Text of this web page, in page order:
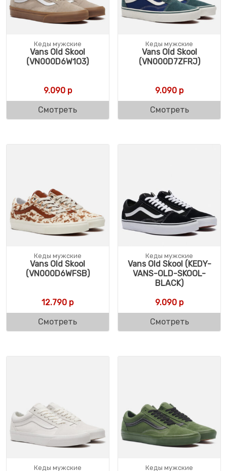
Кеды мужские
Vans Old Skool
(VN000D6W1O3)
9.090р
Смотреть
Кеды мужские
Vans Old Skool
(VN000D7ZFRJ)
9.090 р
Смотреть
Кеды мужские
Vans Old Skool
(VN000D6WFSB)
12.790 р
Смотреть
Кеды мужские
Vans Old Skool (KEDY-
VANS-OLD-SKOOL-
BLACK)
9.090 р
Смотреть
Кеды мужские Кеды мужские